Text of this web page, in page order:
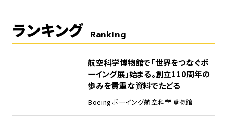
ランキング Ranking
航空科学博物館で「世界をつなぐボ
ーイング展」始まる。創立110周年の
歩みを貴重な資料でたどる
Boeingボーイング航空科学博物館